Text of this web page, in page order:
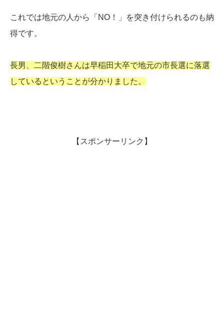
これでは地元の人から「NO！」を突き付けられるのも納
得です。
長男、二階俊樹さんは早稲田大卒で地元の市長選に落選
しているということが分かりました。
【スポンサーリンク】